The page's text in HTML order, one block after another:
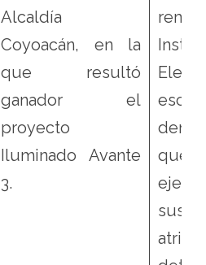
Alcaldía
Coyoacán, en la
que resultó
ganador el
proyecto
Iluminado Avante
3.
sus